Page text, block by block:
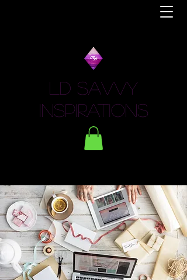
LD Savvy
Inspirations